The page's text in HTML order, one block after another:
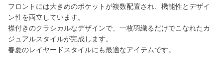
フロントには大きめのポケットが複数配置され、機能性とデザイ
ン性を両立しています。
襟付きのクラシカルなデザインで、一枚羽織るだけでこなれたカ
ジュアルスタイルが完成します。
春夏のレイヤードスタイルにも最適なアイテムです。